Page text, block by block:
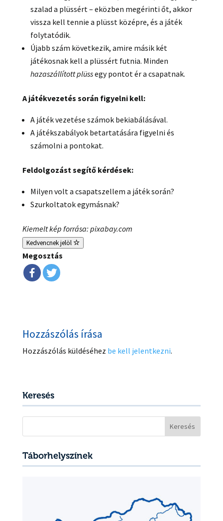
szalad a plüssért – eközben megérinti őt, akkor
vissza kell tennie a plüsst középre, és a játék
folytatódik.
Újabb szám következik, amire másik két
játékosnak kell a plüssért futnia. Minden
hazaszállított plüssegy pontot ér a csapatnak.
A játékvezetés során figyelni kell:
A játék vezetése számok bekiabálásával.
A játékszabályok betartatására figyelni és
számolni a pontokat.
Feldolgozást segítő kérdések:
Milyen volt a csapatszellem a játék során?
Szurkoltatok egymásnak?
Kiemelt kép forrása: pixabay.com
Kedvencnek jelöl
Megosztás
Hozzászólás írása
Hozzászólás küldéséhez be kell jelentkezni.
Keresés
Táborhelyszínek